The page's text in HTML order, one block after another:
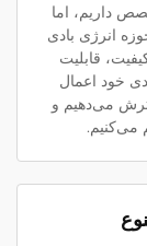
داریم، اما
انرژی بادی
قابلیت
خود اعمال
می‌دهیم و
می‌کنیم.